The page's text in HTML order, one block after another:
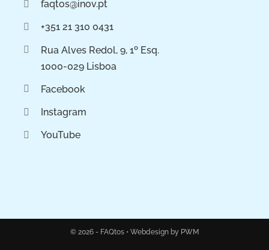
faqtos@inov.pt
+351 21 310 0431
Rua Alves Redol, 9, 1º Esq.
1000-029 Lisboa
Facebook
Instagram
YouTube
© 2026 - FAQtos • Webdesign by PWM